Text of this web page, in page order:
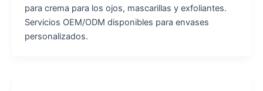
para crema para los ojos, mascarillas y exfoliantes.
Servicios OEM/ODM disponibles para envases
personalizados.